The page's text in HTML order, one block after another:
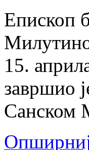
Епископ
15.
завршио
Санском